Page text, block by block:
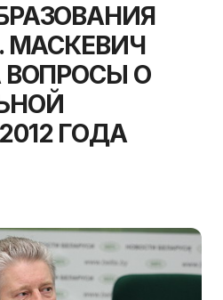
МАСКЕВИЧ
ВОПРОСЫ О
ГОДА